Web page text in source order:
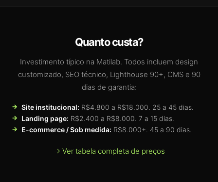
Quanto custa?
Investimento típico na Matilab. Todos incluem design
customizado, SEO técnico, Lighthouse 90+, CMS e 90
dias de garantia:
Site institucional: R$4.800 a R$18.000. 25 a 45 dias.
Landing page: R$2.400 a R$8.000. 7 a 15 dias.
E-commerce / Sob medida: R$8.000+. 45 a 90 dias.
→ Ver tabela completa de preços